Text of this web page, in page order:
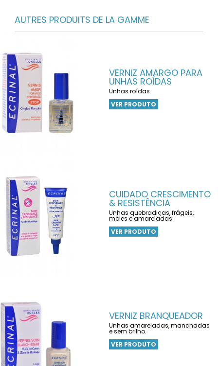
AUTRES PRODUITS DE LA GAMME
VERNIZ AMARGO PARA
UNHAS ROÍDAS
Unhas roídas
VER PRODUTO
CUIDADO CRESCIMENTO
& RESISTÊNCIA
Unhas quebradiças, frágeis,
moles e amareladas.
VER PRODUTO
VERNIZ BRANQUEADOR
Unhas amareladas, manchadas
e sem brilho.
VER PRODUTO